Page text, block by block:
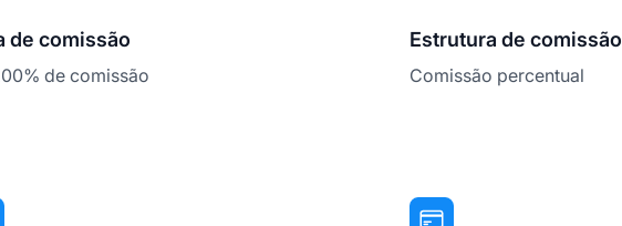
de comissão
de comissão
Estrutura de comissão
Comissão percentual